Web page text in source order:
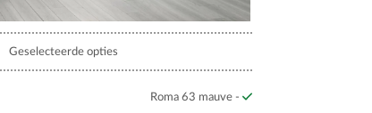
Geselecteerde opties
Roma 63 mauve -